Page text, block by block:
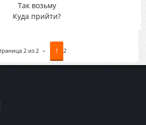
Так возьму
Куда прийти?
2 из 2 « 1 2